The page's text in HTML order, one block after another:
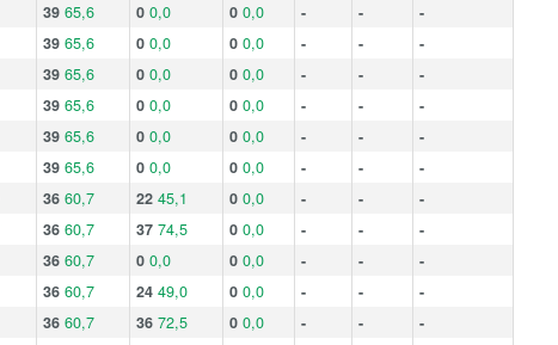
39 65,6 0 0,0 0 0,0 - -
-
39 65,6 0 0,0 0 0,0 - -
-
39 65,6 0 0,0 0 0,0 - -
-
39 65,6 0 0,0 0 0,0 - -
-
39 65,6 0 0,0 0 0,0 - -
-
39 65,6 0 0,0 0 0,0 - -
-
36 60,7 22 45,1 0 0,0 - -
-
36 60,7 37 74,5 0 0,0 - -
-
36 60,7 0 0,0 0 0,0 - -
-
36 60,7 24 49,0 0 0,0 - -
-
36 60,7 36 72,5 0 0,0 - -
-